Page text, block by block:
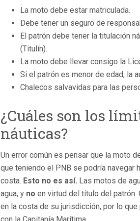
La moto debe estar matriculada.
Debe tener un seguro de
El patrón debe tener la titulación
(Titulín).
La moto debe llevar consigo la
Si el patrón es menor de edad, la
Chalecos salvavidas para las
¿Cuáles son los
náuticas?
Un error común es pensar que la moto
que teniendo el PNB se podría navegar
costa. Esto no es así. Las motos de
agua, y no en virtud del título del patrón.
en la costa de su jurisdicción, por lo